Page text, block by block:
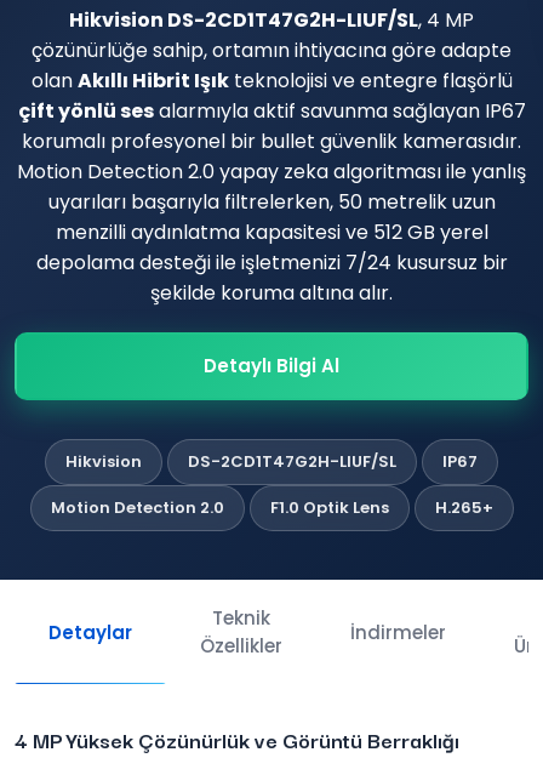
Hikvision DS-2CD1T47G2H-LIUF/SL, 4 MP
çözünürlüğe sahip, ortamın ihtiyacına göre adapte
olanAkıllı Hibrit Işıkteknolojisi ve entegre flaşörlü
çift yönlü sesalarmıyla aktif savunma sağlayan IP67
korumalı profesyonel bir bullet güvenlik kamerasıdır.
Motion Detection 2.0 yapay zeka algoritması ile yanlış
uyarıları başarıyla filtrelerken, 50 metrelik uzun
menzilli aydınlatma kapasitesi ve 512 GB yerel
depolama desteği ile işletmenizi 7/24 kusursuz bir
şekilde koruma altına alır.
Detaylı Bilgi Al
Hikvision DS-2CD1T47G2H-LIUF/SL
IP67
Motion Detection 2.0
F1.0 Optik Lens H.265+
Detaylar
Teknik
Özellikler
İndirmeler
4 MP Yüksek Çözünürlük ve Görüntü Berraklığı